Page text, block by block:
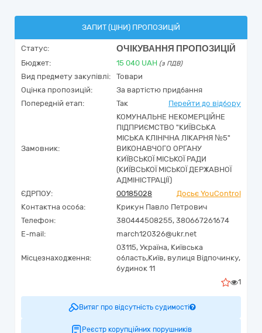
ЗАПИТ (ЦІНИ) ПРОПОЗИЦІЙ
Статус: ОЧІКУВАННЯ ПРОПОЗИЦІЙ
Бюджет: 15 040 UAH (з ПДВ)
Вид предмету закупівлі:
Товари
Оцінка пропозицій:
За вартістю придбання
Попередній етап:
Так Перейти до відбору
Замовник:
КОМУНАЛЬНЕ НЕКОМЕРЦІЙНЕ
ПІДПРИЄМСТВО "КИЇВСЬКА
МІСЬКА КЛІНІЧНА ЛІКАРНЯ №5"
ВИКОНАВЧОГО ОРГАНУ
КИЇВСЬКОЇ МІСЬКОЇ РАДИ
(КИЇВСЬКОЇ МІСЬКОЇ ДЕРЖАВНОЇ
АДМІНІСТРАЦІЇ)
ЄДРПОУ:
00185028
Досьє YouControl
Контактна особа:
Крикун Павло Петрович
Телефон:
380444508255, 380667261674
E-mail:
march120326@ukr.net
Місцезнаходження:
03115, Україна, Київська
область,Київ, вулиця Відпочинку,
будинок 11
1
Витяг про відсутність судимості
Реєстр корупційних порушників